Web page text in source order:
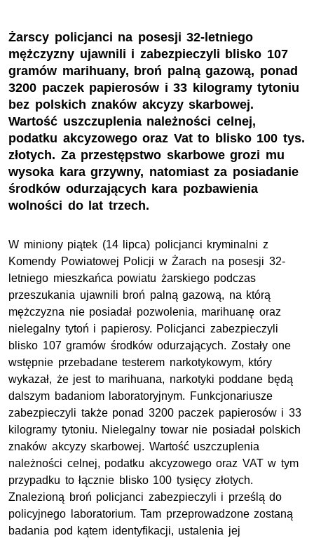
Żarscy policjanci na posesji 32-letniego
mężczyzny ujawnili i zabezpieczyli blisko 107
gramów marihuany, broń palną gazową, ponad
3200 paczek papierosów i 33 kilogramy tytoniu
bez polskich znaków akcyzy skarbowej.
Wartość uszczuplenia należności celnej,
podatku akcyzowego oraz Vat to blisko 100 tys.
złotych. Za przestępstwo skarbowe grozi mu
wysoka kara grzywny, natomiast za posiadanie
środków odurzających kara pozbawienia
wolności do lat trzech.
W miniony piątek (14 lipca) policjanci kryminalni z
Komendy Powiatowej Policji w Żarach na posesji 32-
letniego mieszkańca powiatu żarskiego podczas
przeszukania ujawnili broń palną gazową, na którą
mężczyzna nie posiadał pozwolenia, marihuanę oraz
nielegalny tytoń i papierosy. Policjanci zabezpieczyli
blisko 107 gramów środków odurzających. Zostały one
wstępnie przebadane testerem narkotykowym, który
wykazał, że jest to marihuana, narkotyki poddane będą
dalszym badaniom laboratoryjnym. Funkcjonariusze
zabezpieczyli także ponad 3200 paczek papierosów i 33
kilogramy tytoniu. Nielegalny towar nie posiadał polskich
znaków akcyzy skarbowej. Wartość uszczuplenia
należności celnej, podatku akcyzowego oraz VAT w tym
przypadku to łącznie blisko 100 tysięcy złotych.
Znalezioną broń policjanci zabezpieczyli i prześlą do
policyjnego laboratorium. Tam przeprowadzone zostaną
badania pod kątem identyfikacji, ustalenia jej